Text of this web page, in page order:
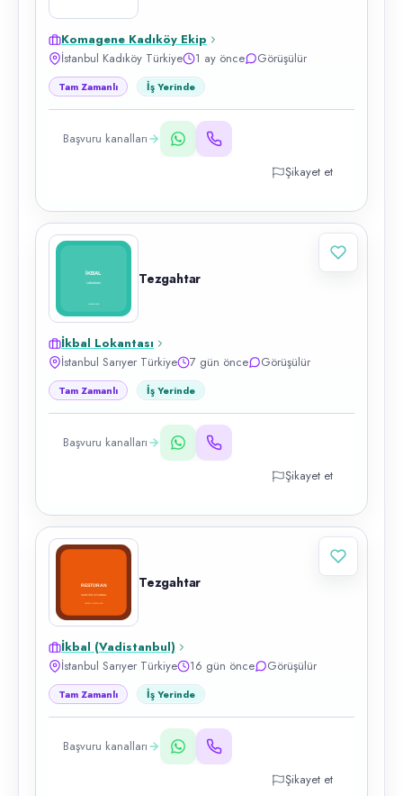
Komagene Kadıköy Ekip
İstanbul Kadıköy Türkiye
1 ay önce Görüşülür
Tam Zamanlı İş Yerinde
Başvuru kanalları
Şikayet et
Tezgahtar
İkbal Lokantası
İstanbul Sarıyer Türkiye
7 gün önce Görüşülür
Tam Zamanlı İş Yerinde
Başvuru kanalları
Şikayet et
Tezgahtar
İkbal (Vadistanbul)
İstanbul Sarıyer Türkiye
16 gün önce Görüşülür
Tam Zamanlı İş Yerinde
Başvuru kanalları
Şikayet et